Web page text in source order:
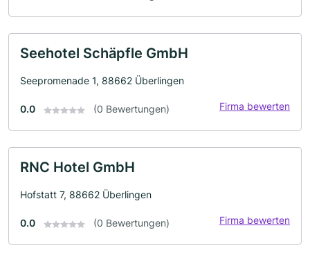
Seehotel Schäpfle GmbH
Seepromenade 1, 88662 Überlingen
0.0 (0 Bewertungen) Firma bewerten
RNC Hotel GmbH
Hofstatt 7, 88662 Überlingen
0.0 (0 Bewertungen) Firma bewerten